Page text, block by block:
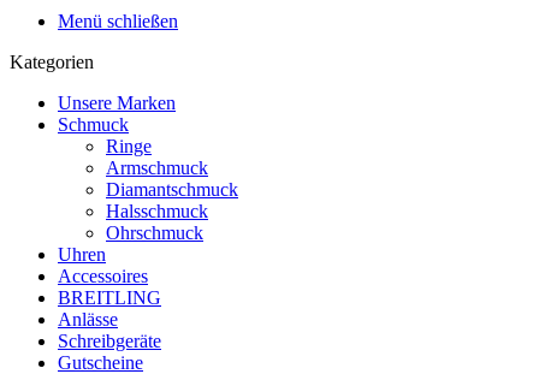
Menü schließen
Kategorien
Unsere Marken
Schmuck
Ringe
Armschmuck
Diamantschmuck
Halsschmuck
Ohrschmuck
Uhren
Accessoires
BREITLING
Anlässe
Schreibgeräte
Gutscheine